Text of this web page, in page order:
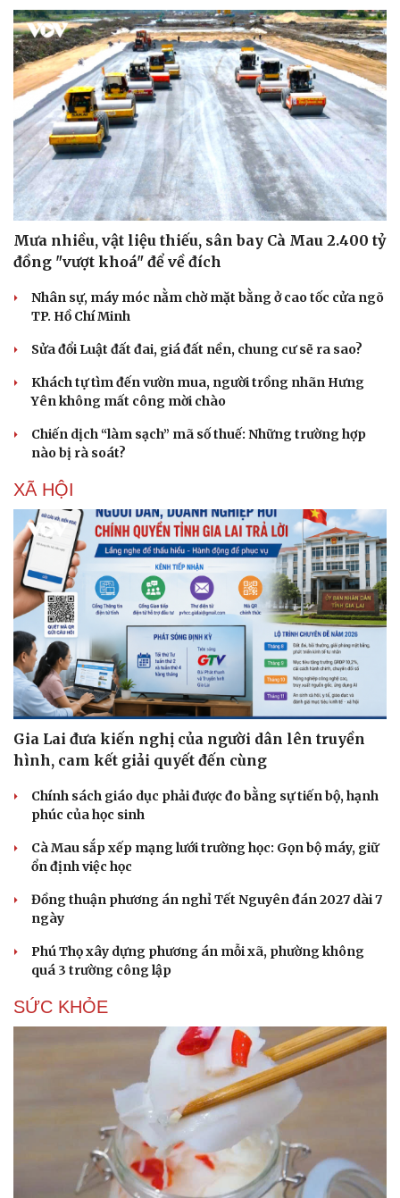
Văn hóa
Sân khấu - Điện ảnh
Văn học
Âm nhạc
Di sản
Giải trí
Nghệ sĩ
Thời trang
Sao Việt
Mưa nhiều, vật liệu thiếu, sân bay Cà Mau 2.400 tỷ
đồng "vượt khoá" để về đích
Nhân sự, máy móc nằm chờ mặt bằng ở cao tốc cửa ngõ
TP. Hồ Chí Minh
Sửa đổi Luật đất đai, giá đất nền, chung cư sẽ ra sao?
Khách tự tìm đến vườn mua, người trồng nhãn Hưng
Yên không mất công mời chào
Chiến dịch “làm sạch” mã số thuế: Những trường hợp
nào bị rà soát?
XÃ HỘI
Gia Lai đưa kiến nghị của người dân lên truyền
hình, cam kết giải quyết đến cùng
Chính sách giáo dục phải được đo bằng sự tiến bộ, hạnh
phúc của học sinh
Cà Mau sắp xếp mạng lưới trường học: Gọn bộ máy, giữ
ổn định việc học
Đồng thuận phương án nghỉ Tết Nguyên đán 2027 dài 7
ngày
Phú Thọ xây dựng phương án mỗi xã, phường không
quá 3 trường công lập
SỨC KHỎE